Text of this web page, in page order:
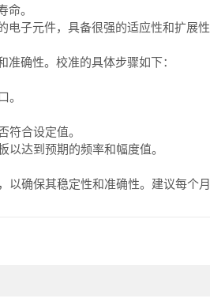
命。
元件，具备很强的适应性和扩展
确性。校准的具体步骤如下：
。
合设定值。
达到预期的频率和幅度值。
确保其稳定性和准确性。建议每个月